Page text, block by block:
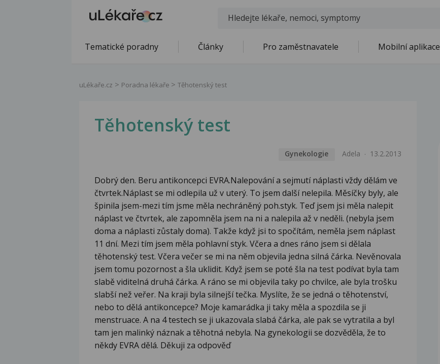
Tematické poradny Články Pro zaměstnavatele Mobilní aplikace
uLékaře.cz Poradna lékaře Těhotenský test
Těhotenský test
Gynekologie Adela 13.2.2013
Dobrý den. Beru antikoncepci EVRA.Nalepování a sejmutí náplasti vždy dělám ve
čtvrtek.Náplast se mi odlepila už v uterý. To jsem další nelepila. Měsíčky byly, ale
špinila jsem-mezi tím jsme měla nechráněný poh.styk. Teď jsem jsi měla nalepit
náplast ve čtvrtek, ale zapomněla jsem na ni a nalepila až v neděli. (nebyla jsem
doma a náplasti zůstaly doma). Takže když jsi to spočítám, neměla jsem náplast
11 dní. Mezi tím jsem měla pohlavní styk. Včera a dnes ráno jsem si dělala
těhotenský test. Včera večer se mi na něm objevila jedna silná čárka. Nevěnovala
jsem tomu pozornost a šla uklidit. Když jsem se poté šla na test podívat byla tam
slabě viditelná druhá čárka. A ráno se mi objevila taky po chvilce, ale byla trošku
slabší než veřer. Na kraji byla silnejší tečka. Myslíte, že se jedná o těhotenství,
nebo to dělá antikoncepce? Moje kamarádka ji taky měla a spozdila se ji
menstruace. A na 4 testech se ji ukazovala slabá čárka, ale pak se vytratila a byl
tam jen malinký náznak a těhotná nebyla. Na gynekologii se dozvěděla, že to
někdy EVRA dělá. Děkuji za odpověď